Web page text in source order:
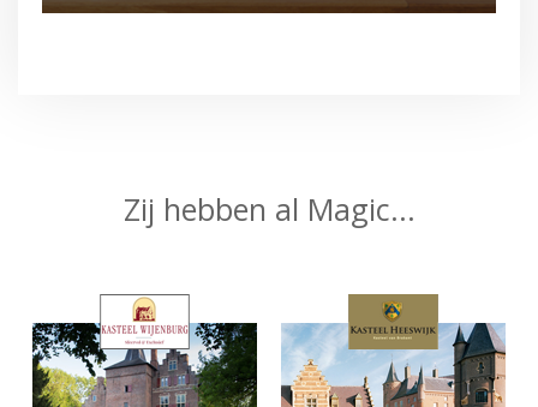
Zij hebben al Magic...